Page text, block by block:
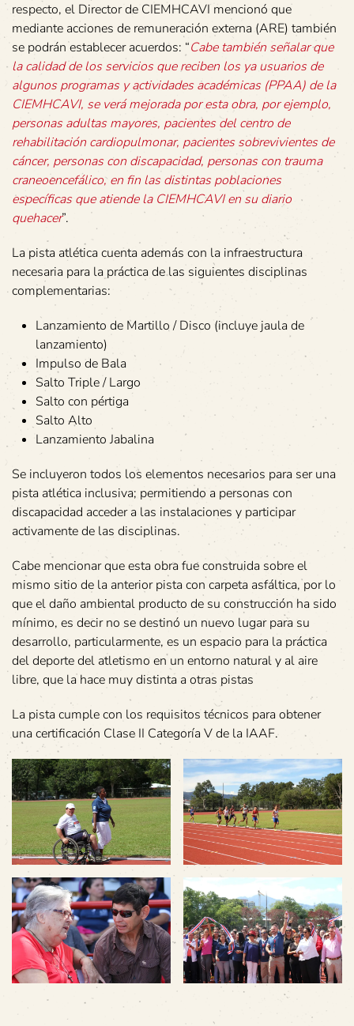
respecto, el Director de CIEMHCAVI mencionó que
mediante acciones de remuneración externa (ARE) también
se podrán establecer acuerdos: “Cabe también señalar que
la calidad de los servicios que reciben los ya usuarios de
algunos programas y actividades académicas (PPAA) de la
CIEMHCAVI, se verá mejorada por esta obra, por ejemplo,
personas adultas mayores, pacientes del centro de
rehabilitación cardiopulmonar, pacientes sobrevivientes de
cáncer, personas con discapacidad, personas con trauma
craneoencefálico, en fin las distintas poblaciones
específicas que atiende la CIEMHCAVI en su diario
quehacer”.
La pista atlética cuenta además con la infraestructura
necesaria para la práctica de las siguientes disciplinas
complementarias:
Lanzamiento de Martillo / Disco (incluye jaula de
lanzamiento)
Impulso de Bala
Salto Triple / Largo
Salto con pértiga
Salto Alto
Lanzamiento Jabalina
Se incluyeron todos los elementos necesarios para ser una
pista atlética inclusiva; permitiendo a personas con
discapacidad acceder a las instalaciones y participar
activamente de las disciplinas.
Cabe mencionar que esta obra fue construida sobre el
mismo sitio de la anterior pista con carpeta asfáltica, por lo
que el daño ambiental producto de su construcción ha sido
mínimo, es decir no se destinó un nuevo lugar para su
desarrollo, particularmente, es un espacio para la práctica
del deporte del atletismo en un entorno natural y al aire
libre, que la hace muy distinta a otras pistas
La pista cumple con los requisitos técnicos para obtener
una certificación Clase II Categoría V de la IAAF.